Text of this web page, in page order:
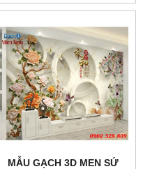
MẪU GẠCH 3D MEN SỨ